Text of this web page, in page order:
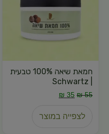
חמאת שיאה 100% טבעית
55
₪
35
₪
לצפייה במוצר